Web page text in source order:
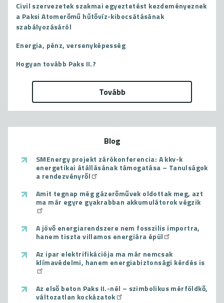
Civil szervezetek szakmai egyeztetést kezdeményeznek
a Paksi Atomerőmű hűtővíz-kibocsátásának
szabályozásáról
Energia, pénz, versenyképesség
Hogyan tovább Paks II.?
Tovább
Blog
SMEnergy projekt zárókonferencia: A kkv-k
energetikai átállásának támogatása – Tanulságok
a rendezvényről
Amit tegnap még gázerőművek oldottak meg, azt
ma már egyre gyakrabban akkumulátorok végzik
A jövő energiarendszere nem fosszilis importra,
hanem tiszta villamos energiára épül
Az ipar elektrifikációja ma már nemcsak
klímavédelmi, hanem energiabiztonsági kérdés is
Az első beton Paks II.-nél – szimbolikus mérföldkő,
változatlan kockázatok